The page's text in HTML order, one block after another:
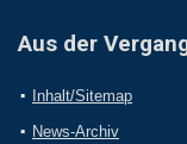
Aus der
Inhalt/Sitemap
News-Archiv